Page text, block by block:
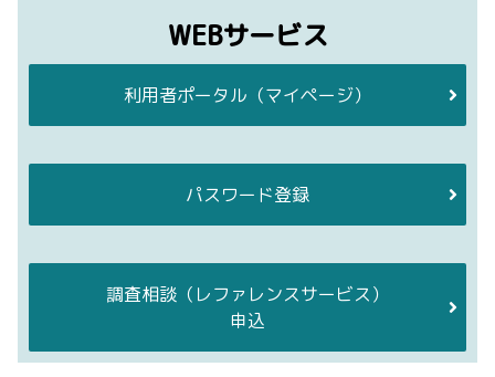
WEBサービス
利用者ポータル （マイページ）
パスワード登録
調査相談 （レファレンスサービス）
申込